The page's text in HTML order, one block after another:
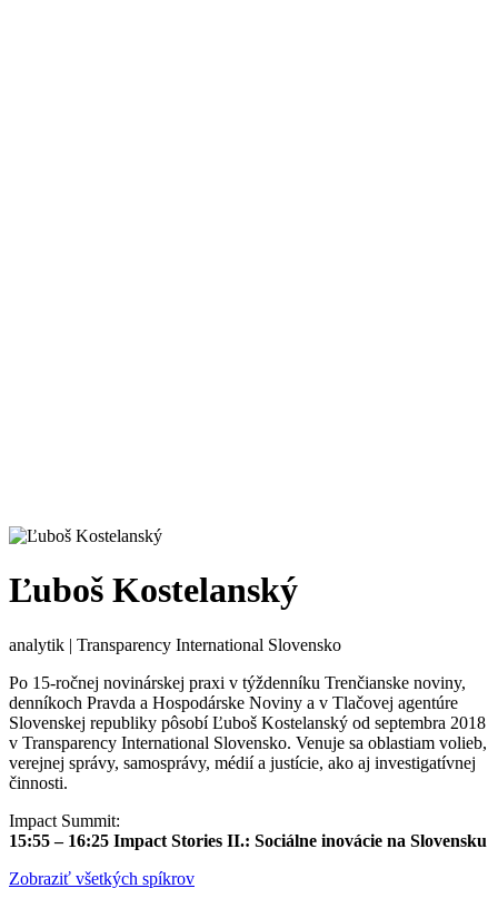
Ľuboš Kostelanský
analytik | Transparency International Slovensko
Po 15-ročnej novinárskej praxi v týždenníku Trenčianske noviny,
denníkoch Pravda a Hospodárske Noviny a v Tlačovej agentúre
Slovenskej republiky pôsobí Ľuboš Kostelanský od septembra 2018
v Transparency International Slovensko. Venuje sa oblastiam volieb,
verejnej správy, samosprávy, médií a justície, ako aj investigatívnej
činnosti.
Impact Summit:
15:55 – 16:25 Impact Stories II.: Sociálne inovácie na Slovensku
Zobraziť všetkých spíkrov